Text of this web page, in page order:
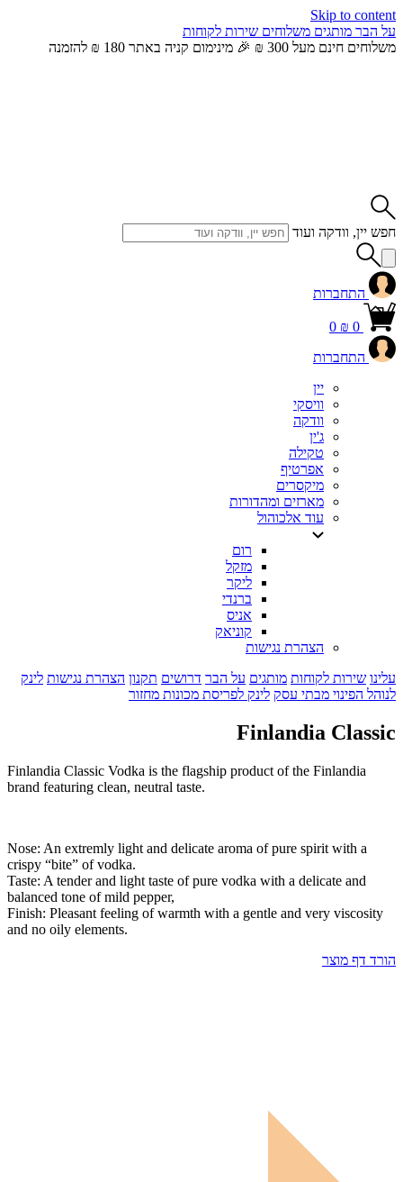
Skip to content
על הבר מותגים משלוחים שירות לקוחות
משלוחים חינם מעל 300 ₪ 🎉 מינימום קניה באתר 180 ₪ להזמנה
חפש יין, וודקה ועוד
התחברות
0
0 ₪
התחברות
יין
וויסקי
וודקה
ג'ין
טקילה
אפרטיף
מיקסרים
מארזים ומהדורות
עוד אלכוהול
רום
מזקל
ליקר
ברנדי
אניס
קוניאק
הצהרת נגישות
עלינו שירות לקוחות מותגים על הבר דרושים תקנון הצהרת נגישות לינק
לנוהל הפינוי מבתי עסק לינק לפריסת מכונות מחזור
Finlandia Classic
Finlandia Classic Vodka is the flagship product of the Finlandia
brand featuring clean, neutral taste.
Nose: An extremly light and delicate aroma of pure spirit with a
crispy “bite” of vodka.
Taste: A tender and light taste of pure vodka with a delicate and
balanced tone of mild pepper,
Finish: Pleasant feeling of warmth with a gentle and very viscosity
and no oily elements.
הורד דף מוצר